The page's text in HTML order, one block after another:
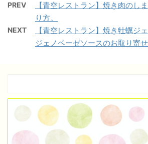
PREV
【青空レストラン】焼き肉のし
り方。
NEXT
【青空レストラン】焼き牡蠣ジ
ジェノベーゼソースのお取り寄せ